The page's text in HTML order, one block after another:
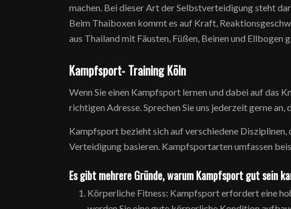
machen. Bei dieser Art der Selbstverteidigung steht
Beim Thaiboxen kommt es auf Kraft,
aus Thailand mit Fäusten, Füßen, Beinen und
Kampfsport- Training Köln
Wenn Sie einen Kampfsport lernen und dabei auf das
richtigen Adresse. Sprechen Sie uns jederzeit gerne
Kampfsport bezieht sich auf verschiedene
Verteidigung basieren. Kampfsportarten umfassen
Es gibt mehrere Gründe, warum Kampfsport gut sein
Körperliche Fitness: Kampfsport erfordert eine